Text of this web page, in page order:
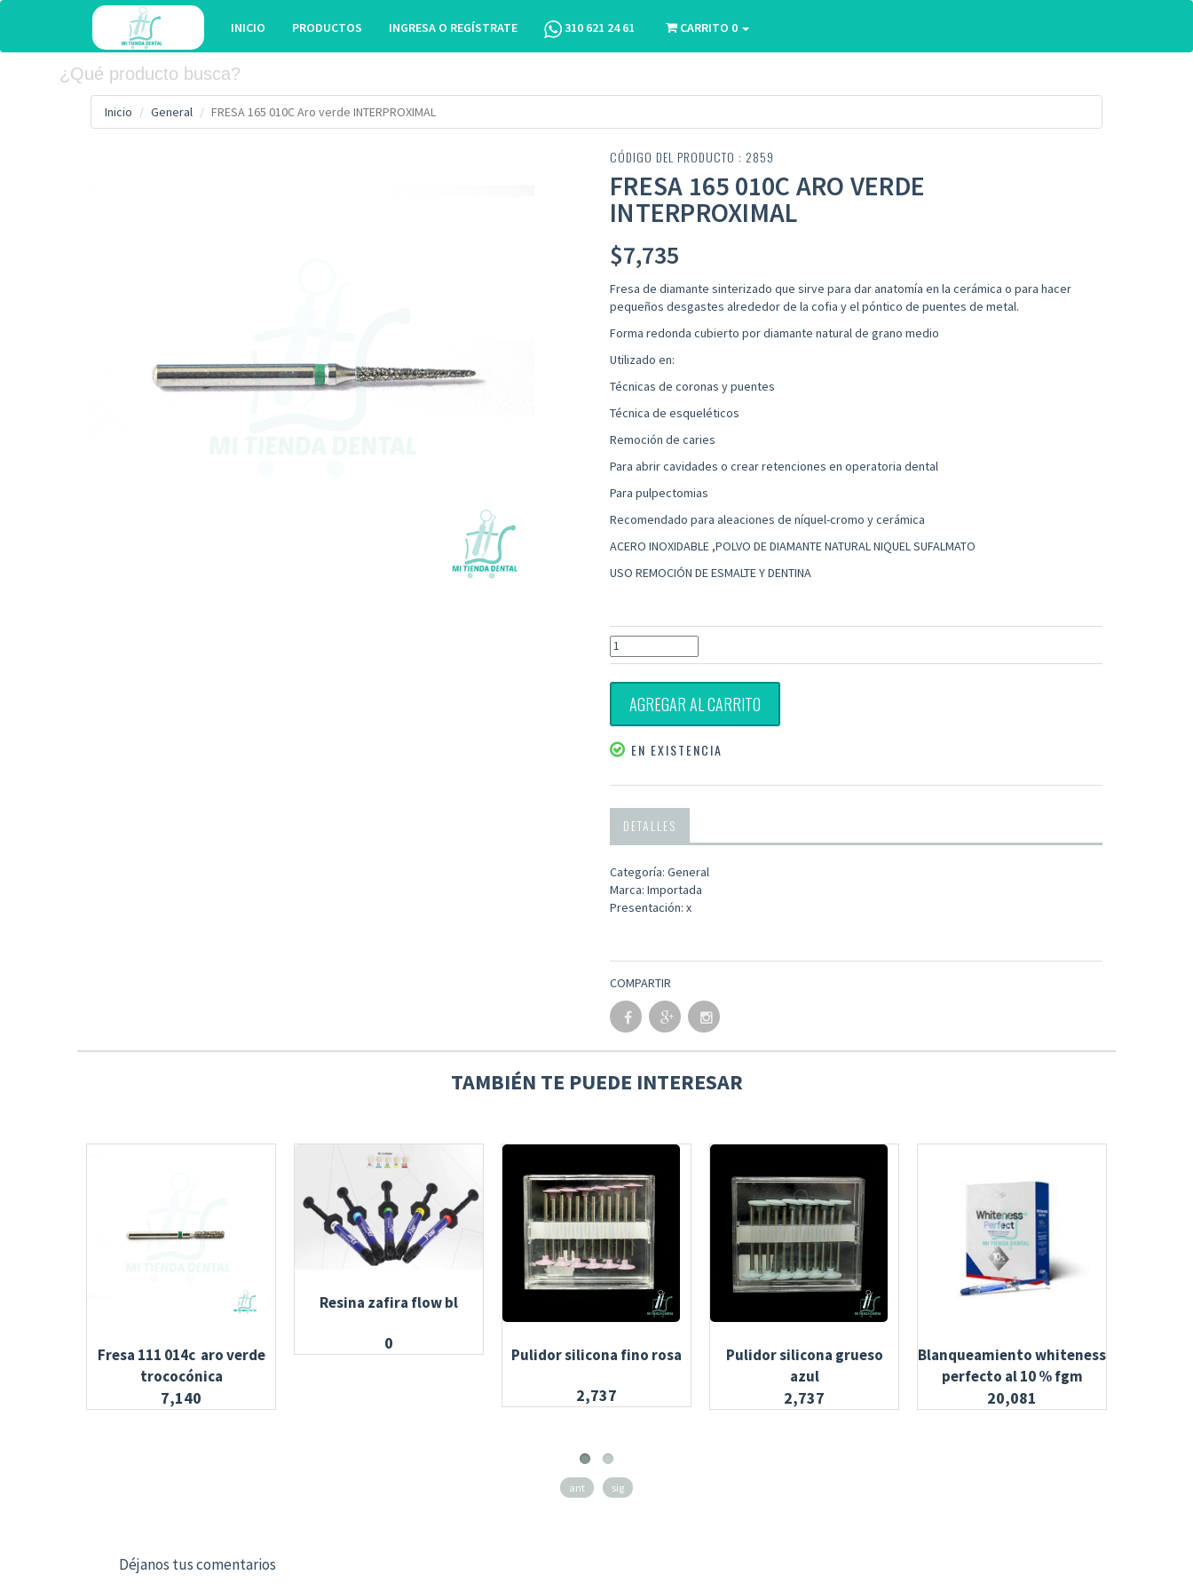
INICIO PRODUCTOS INGRESA O REGÍSTRATE 310 621 24 61 CARRITO 0
Inicio General FRESA 165 010C Aro verde INTERPROXIMAL
CÓDIGO DEL PRODUCTO : 2859
FRESA 165 010C ARO VERDE
INTERPROXIMAL
$7,735
Fresa de diamante sinterizado que sirve para dar anatomía en la cerámica o para hacer
pequeños desgastes alrededor de la cofia y el póntico de puentes de metal.
Forma redonda cubierto por diamante natural de grano medio
Utilizado en:
Técnicas de coronas y puentes
Técnica de esqueléticos
Remoción de caries
Para abrir cavidades o crear retenciones en operatoria dental
Para pulpectomias
Recomendado para aleaciones de níquel-cromo y cerámica
ACERO INOXIDABLE ,POLVO DE DIAMANTE NATURAL NIQUEL SUFALMATO
USO REMOCIÓN DE ESMALTE Y DENTINA
AGREGAR AL CARRITO
EN EXISTENCIA
DETALLES
Categoría: General
Marca: Importada
Presentación: x
COMPARTIR
TAMBIÉN TE PUEDE INTERESAR
Fresa 111 014c aro verde
trococónica
7,140
Resina zafira flow bl
0
Pulidor silicona fino rosa
2,737
Pulidor silicona grueso
azul
2,737
Blanqueamiento whiteness
perfecto al 10 % fgm
20,081
ant sig
Déjanos tus comentarios